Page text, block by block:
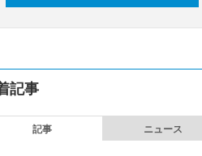
記事
記事 ニュース